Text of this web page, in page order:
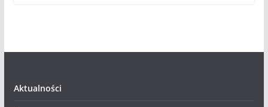
Aktualności